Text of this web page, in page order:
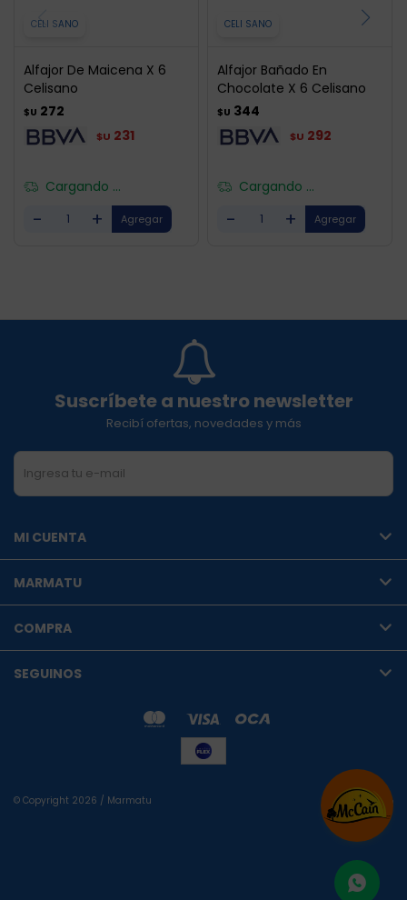
CELI SANO
Alfajor De Maicena X 6
Celisano
$U 272
$U 231
Cargando ...
- +
CELI SANO
Alfajor Bañado En
Chocolate X 6 Celisano
$U 344
$U 292
Cargando ...
- +
Suscríbete a nuestro newsletter
Recibí ofertas, novedades y más
MI CUENTA
MARMATU
COMPRA
SEGUINOS
© Copyright 2026 / Marmatu